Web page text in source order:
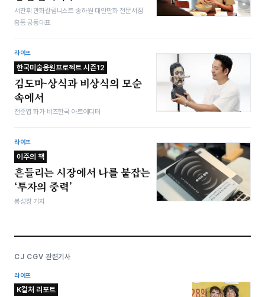
서찬휘 만화칼럼니스트·송하원 대안만화 전문서점
홈통 공동대표
라이프
한국미술응원프로젝트 시즌12
김도마-상식과 비상식의 모순
속에서
전준엽 화가·비즈한국 아트에디터
라이프
이주의 책
흔들리는 시장에서 나를 붙잡는
‘투자의 중력’
봉성창 기자
CJ CGV 관련기사
라이프
K컬처 리포트